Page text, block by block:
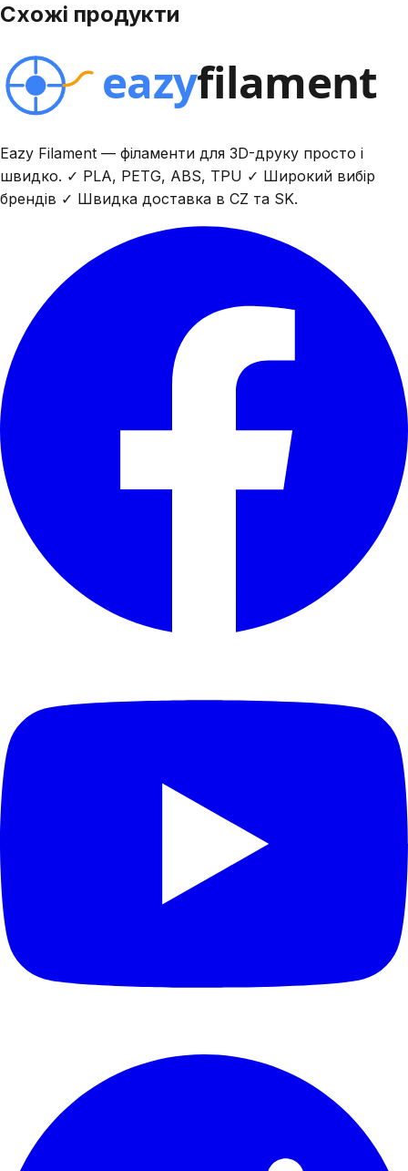
Схожі продукти
Eazy Filament — філаменти для 3D-друку просто і
швидко. ✓ PLA, PETG, ABS, TPU ✓ Широкий вибір
брендів ✓ Швидка доставка в CZ та SK.